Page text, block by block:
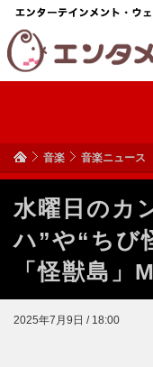
音楽 音楽ニュース
水曜日のカ
ハ”や“ちび
「怪獣島」
2025年7月9日 / 18:00